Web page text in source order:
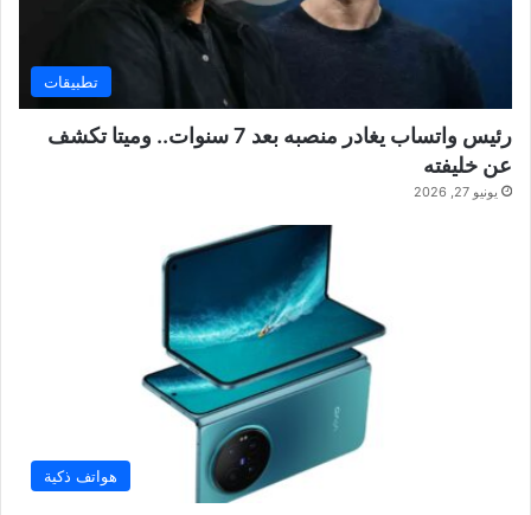
تطبيقات
رئيس واتساب يغادر منصبه بعد 7 سنوات.. وميتا تكشف
عن خليفته
يونيو 27, 2026
هواتف ذكية